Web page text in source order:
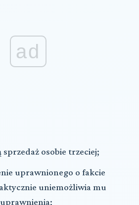
ad
osobie trzeciej;
uprawnionego o fakcie
uniemożliwia mu